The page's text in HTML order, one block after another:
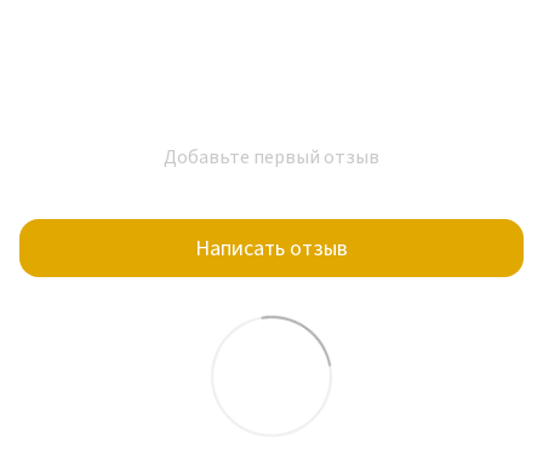
Добавьте первый отзыв
Написать отзыв